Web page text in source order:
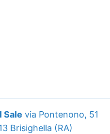
Sale via Pontenono, 51
Brisighella (RA)